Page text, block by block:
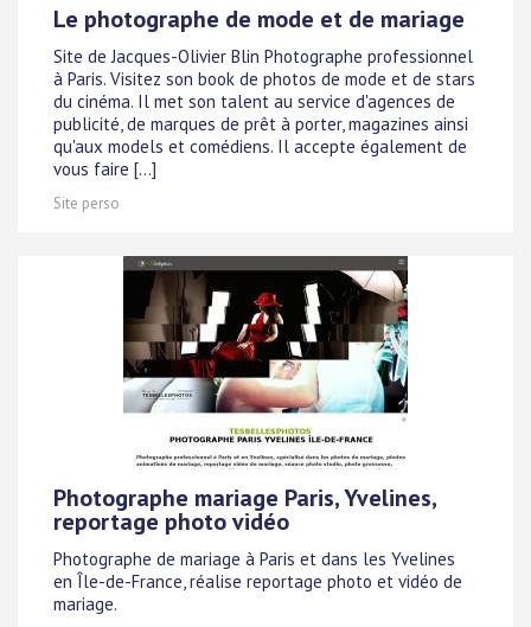
Le photographe de mode et de mariage
Site de Jacques-Olivier Blin Photographe professionnel
à Paris. Visitez son book de photos de mode et de stars
du cinéma. Il met son talent au service d'agences de
publicité, de marques de prêt à porter, magazines ainsi
qu'aux models et comédiens. Il accepte également de
vous faire [...]
Site perso
Photographe mariage Paris, Yvelines,
reportage photo vidéo
Photographe de mariage à Paris et dans les Yvelines
en Île-de-France, réalise reportage photo et vidéo de
mariage.